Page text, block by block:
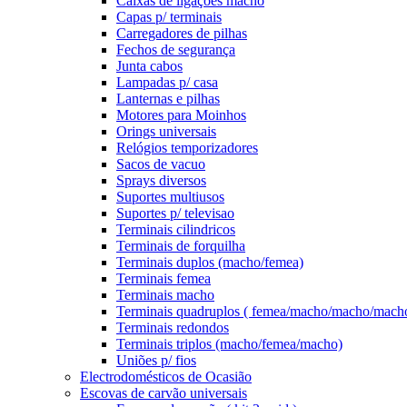
Capas p/ terminais
Carregadores de pilhas
Fechos de segurança
Junta cabos
Lampadas p/ casa
Lanternas e pilhas
Motores para Moinhos
Orings universais
Relógios temporizadores
Sacos de vacuo
Sprays diversos
Suportes multiusos
Suportes p/ televisao
Terminais cilindricos
Terminais de forquilha
Terminais duplos (macho/femea)
Terminais femea
Terminais macho
Terminais quadruplos ( femea/macho/macho/
Terminais redondos
Terminais triplos (macho/femea/macho)
Uniões p/ fios
Electrodomésticos de Ocasião
Escovas de carvão universais